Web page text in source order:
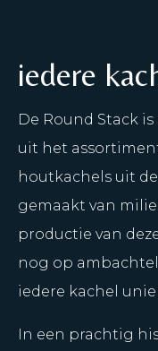
iedere
De Round Stack
uit het
houtkachels uit
gemaakt van
productie van
nog op
iedere kachel
In een prachtig